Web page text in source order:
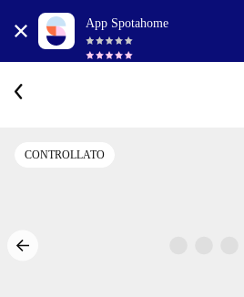
App Spotahome
CONTROLLATO